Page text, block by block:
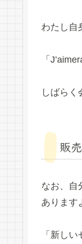
わたし自
「
しばらく
販
なお、自
あります
「新し